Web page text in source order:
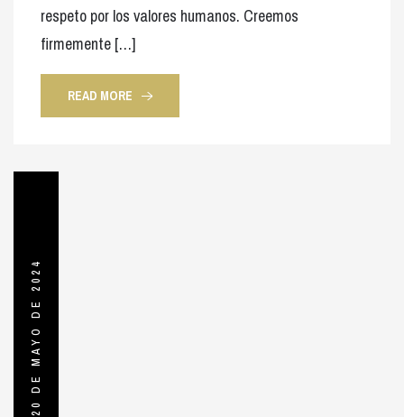
respeto por los valores humanos. Creemos
firmemente […]
READ MORE
20 DE MAYO DE 2024